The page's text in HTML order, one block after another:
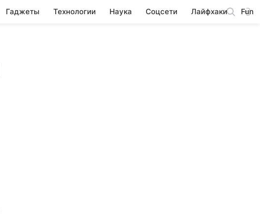
Гаджеты Технологии Наука Соцсети Лайфхаки Fun